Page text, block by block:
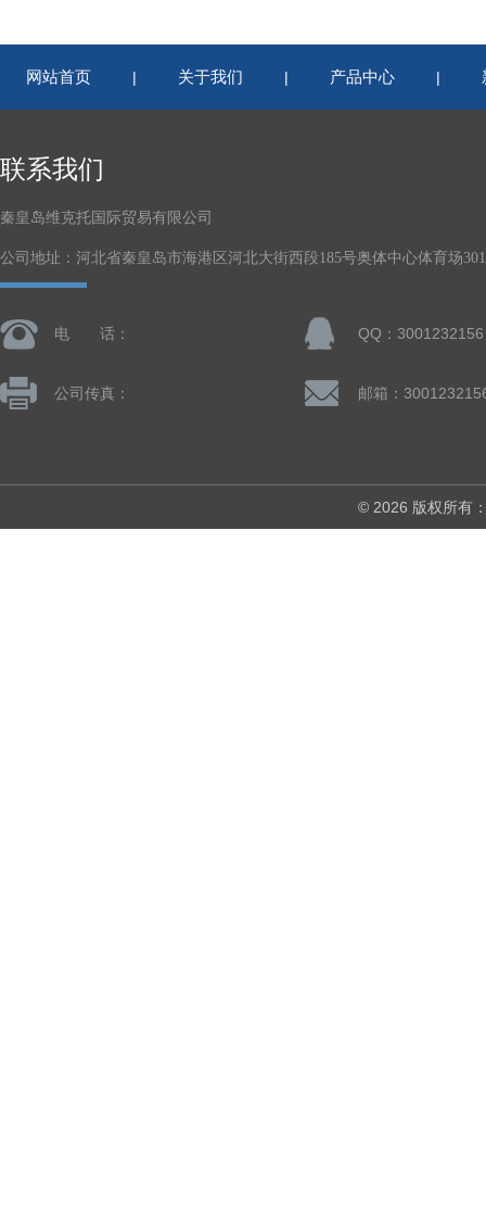
网站首页 | 关于我们 | 产品中心 |
联系我们
秦皇岛维克托国际贸易有限公司
公司地址：河北省秦皇岛市海港区河北大街西段185号奥体中心体育场
电 话： QQ：3001232156
公司传真： 邮箱：
© 2026 版权所有